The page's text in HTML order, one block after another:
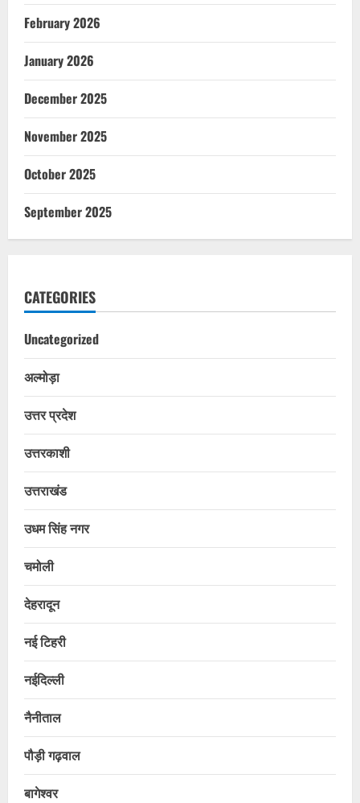
February 2026
January 2026
December 2025
November 2025
October 2025
September 2025
CATEGORIES
Uncategorized
अल्मोड़ा
उत्तर प्रदेश
उत्तरकाशी
उत्तराखंड
उधम सिंह नगर
चमोली
देहरादून
नई टिहरी
नईदिल्ली
नैनीताल
पौड़ी गढ़वाल
बागेश्वर